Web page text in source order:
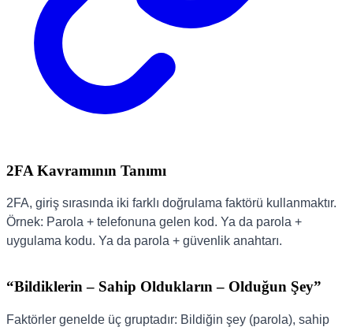
2FA Kavramının Tanımı
2FA, giriş sırasında iki farklı doğrulama faktörü kullanmaktır.
Örnek: Parola + telefonuna gelen kod. Ya da parola +
uygulama kodu. Ya da parola + güvenlik anahtarı.
“Bildiklerin – Sahip Oldukların – Olduğun Şey”
Faktörler genelde üç gruptadır: Bildiğin şey (parola), sahip